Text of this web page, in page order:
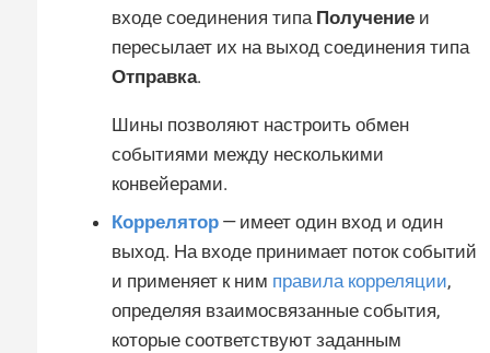
входе соединения типа Получение и
пересылает их на выход соединения типа
Отправка.
Шины позволяют настроить обмен
событиями между несколькими
конвейерами.
Коррелятор — имеет один вход и один
выход. На входе принимает поток событий
и применяет к ним правила корреляции,
определяя взаимосвязанные события,
которые соответствуют заданным